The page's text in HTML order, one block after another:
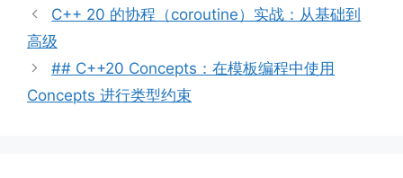
类
C++ 20 的协程（coroutine）实战：从基础到
高级
## C++20 Concepts：在模板编程中使用
Concepts 进行类型约束